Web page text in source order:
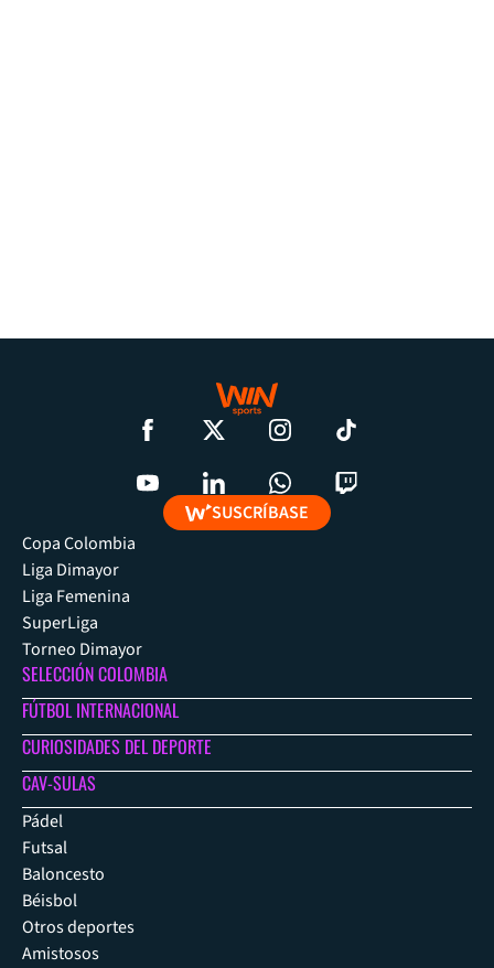
SUSCRÍBASE
Copa Colombia
Liga Dimayor
Liga Femenina
SuperLiga
Torneo Dimayor
SELECCIÓN COLOMBIA
FÚTBOL INTERNACIONAL
CURIOSIDADES DEL DEPORTE
CAV-SULAS
Pádel
Futsal
Baloncesto
Béisbol
Otros deportes
Amistosos